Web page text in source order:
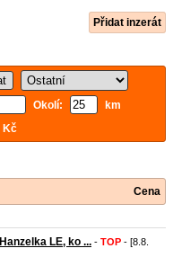
Přidat inzerát
Okolí:
km
Kč
Cena
LE, ko ... - TOP - [8.8.